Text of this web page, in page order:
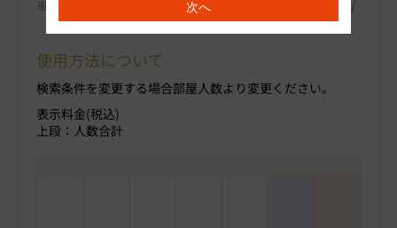
次へ
空室が表示されない場合は、〈翌月〉や〈プラン/人数/
部屋タイプ〉を変更してください。
使用方法について
検索条件を変更する場合部屋人数より変更ください。
表示料金(税込)
上段：人数合計